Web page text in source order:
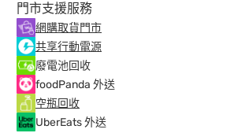
門市支援服務
網購取貨門市
共享行動電源
廢電池回收
foodPanda 外送
空瓶回收
UberEats 外送